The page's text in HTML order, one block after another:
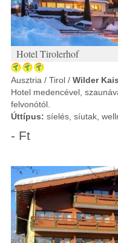
Hotel Tirolerhof
Ausztria / Tirol / Wilder
Hotel medencével,
felvonótól.
Úttípus: síelés, síutak,
- Ft